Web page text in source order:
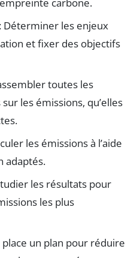
carbone.
: Déterminer les enjeux
et fixer des objectifs
toutes les
les émissions, qu’elles
les émissions à l’aide
adaptés.
les résultats pour
les plus
un plan pour réduire